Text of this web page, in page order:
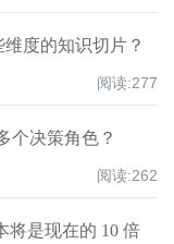
度的知识切片？
阅读:277
个决策角色？
阅读:262
将是现在的 10 倍